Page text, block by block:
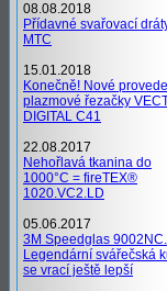
08.08.2018
Přídavné svařovací
MTC
15.01.2018
Konečně! Nové
plazmové řezačky
DIGITAL C41
22.08.2017
Nehořlavá tkanina do
1000°C = fireTEX®
1020.VC2.LD
05.06.2017
3M Speedglas 9002NC.
Legendární svářečská
se vrací ještě lepší